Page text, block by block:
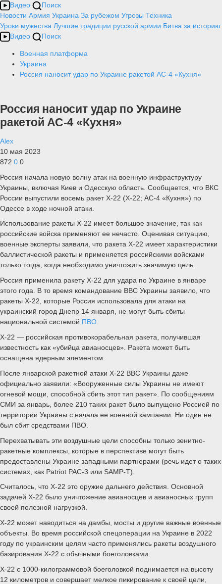
Видео
Поиск
Новости Армия Украина За рубежом Угрозы Техника
Уроки мужества Лучшие традиции русской армии Битва за историю
Видео
Поиск
Военная платформа
Украина
Россия наносит удар по Украине ракетой АС-4 «Кухня»
Россия наносит удар по Украине
ракетой АС-4 «Кухня»
Alex
10 мая 2023
872 0 0
Россия начала новую волну атак на военную инфраструктуру
Украины, включая Киев и Одесскую область. Сообщается, что ВКС
России выпустили восемь ракет Х-22 (Х-22; АС-4 «Кухня») по
Одессе в ходе ночной атаки.
Использование ракеты Х-22 имеет большое значение, так как
российские войска применяют ее нечасто. Оценивая ситуацию,
военные эксперты заявили, что ракета Х-22 имеет характеристики
баллистической ракеты и применяется российскими войсками
только тогда, когда необходимо уничтожить значимую цель.
Россия применила ракету Х-22 для удара по Украине в январе
этого года. В то время командование ВВС Украины заявило, что
ракеты Х-22, которые Россия использовала для атаки на
украинский город Днепр 14 января, не могут быть сбиты
национальной системой ПВО
Х-22 — российская противокорабельная ракета, получившая
известность как «убийца авианосцев». Ракета может быть
оснащена ядерным элементом.
После январской ракетной атаки Х-22 ВВС Украины даже
официально заявили: «Вооруженные силы Украины не имеют
огневой мощи, способной сбить этот тип ракет». По сообщениям
СМИ за январь, более 210 таких ракет было выпущено Россией по
территории Украины с начала ее военной кампании. Ни один не
был сбит средствами ПВО.
Перехватывать эти воздушные цели способны только зенитно-
ракетные комплексы, которые в перспективе могут быть
предоставлены Украине западными партнерами (речь идет о таких
системах, как Patriot PAC-3 или SAMP-T).
Считалось, что Х-22 это оружие дальнего действия. Основной
задачей Х-22 было уничтожение авианосцев и авианосных групп
своей полезной нагрузкой.
Х-22 может наводиться на дамбы, мосты и другие важные военные
объекты. Во время российской спецоперации на Украине в 2022
году по украинским целям часто применялись ракеты воздушного
базирования Х-22 с обычными боеголовками.
Х-22 с 1000-килограммовой боеголовкой поднимается на высоту
12 километров и совершает мелкое пикирование к своей цели,